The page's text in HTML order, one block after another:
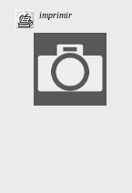
imprimir